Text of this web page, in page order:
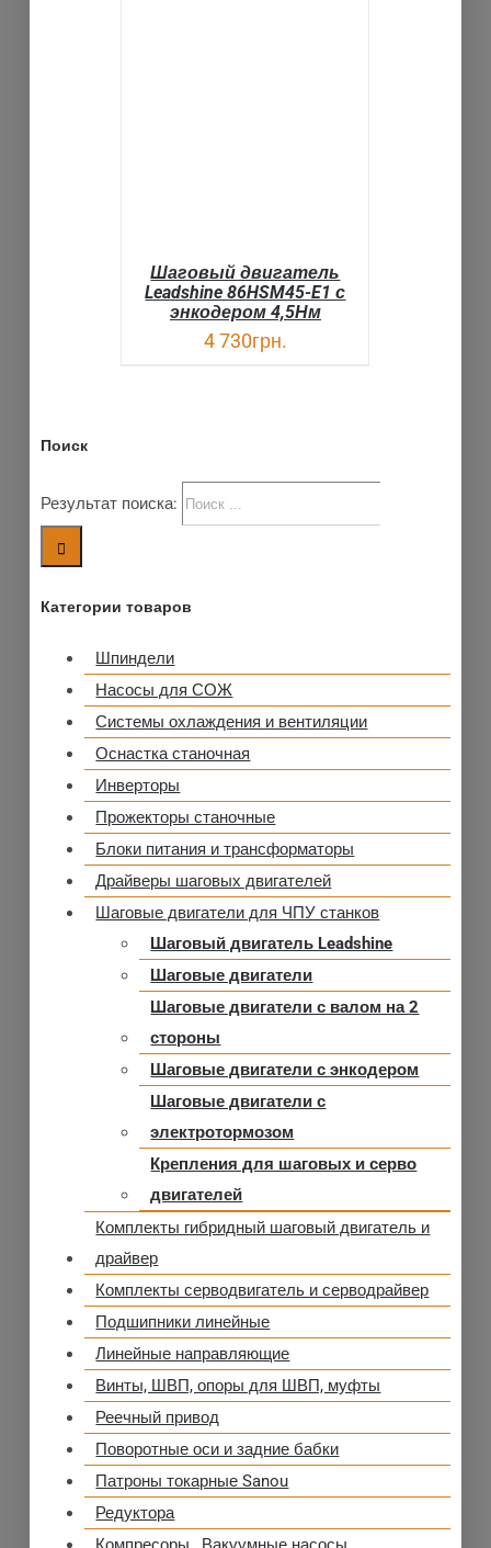
Шаговый двигатель
Leadshine 86HSM45-E1 с
энкодером 4,5Нм
4 730грн.
Поиск
Результат поиска:
Категории товаров
Шпиндели
Насосы для СОЖ
Системы охлаждения и вентиляции
Оснастка станочная
Инверторы
Прожекторы станочные
Блоки питания и трансформаторы
Драйверы шаговых двигателей
Шаговые двигатели для ЧПУ станков
Шаговый двигатель Leadshine
Шаговые двигатели
Шаговые двигатели с валом на 2
стороны
Шаговые двигатели с энкодером
Шаговые двигатели с
электротормозом
Крепления для шаговых и серво
двигателей
Комплекты гибридный шаговый двигатель и
драйвер
Комплекты серводвигатель и серводрайвер
Подшипники линейные
Линейные направляющие
Винты, ШВП, опоры для ШВП, муфты
Реечный привод
Поворотные оси и задние бабки
Патроны токарные Sanou
Редуктора